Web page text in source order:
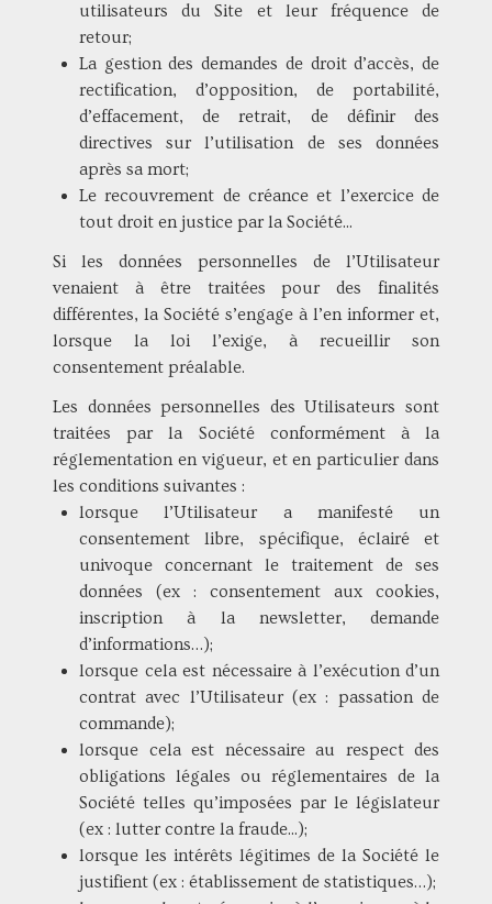
utilisateurs du Site et leur fréquence de
retour;
La gestion des demandes de droit d’accès, de
rectification, d’opposition, de portabilité,
d’effacement, de retrait, de définir des
directives sur l’utilisation de ses données
après sa mort;
Le recouvrement de créance et l’exercice de
tout droit en justice par la Société...
Si les données personnelles de l’Utilisateur
venaient à être traitées pour des finalités
différentes, la Société s’engage à l’en informer et,
lorsque la loi l’exige, à recueillir son
consentement préalable.
Les données personnelles des Utilisateurs sont
traitées par la Société conformément à la
réglementation en vigueur, et en particulier dans
les conditions suivantes :
lorsque l’Utilisateur a manifesté un
consentement libre, spécifique, éclairé et
univoque concernant le traitement de ses
données (ex : consentement aux cookies,
inscription à la newsletter, demande
d’informations…);
lorsque cela est nécessaire à l’exécution d’un
contrat avec l’Utilisateur (ex : passation de
commande);
lorsque cela est nécessaire au respect des
obligations légales ou réglementaires de la
Société telles qu’imposées par le législateur
(ex : lutter contre la fraude...);
lorsque les intérêts légitimes de la Société le
justifient (ex : établissement de statistiques…);